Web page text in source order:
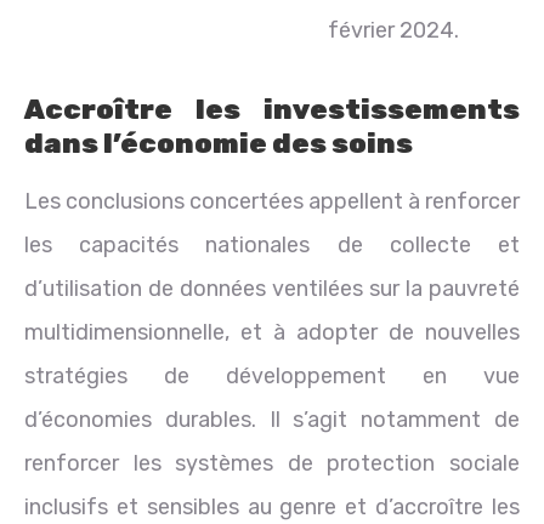
février 2024.
Accroître les investissements
dans l’économie des soins
Les conclusions concertées appellent à renforcer
les capacités nationales de collecte et
d’utilisation de données ventilées sur la pauvreté
multidimensionnelle, et à adopter de nouvelles
stratégies de développement en vue
d’économies durables. Il s’agit notamment de
renforcer les systèmes de protection sociale
inclusifs et sensibles au genre et d’accroître les